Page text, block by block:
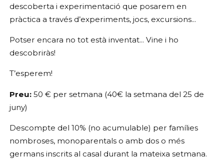
descoberta i experimentació que posarem en
pràctica a través d’experiments, jocs, excursions...
Potser encara no tot està inventat... Vine i ho
descobriràs!
T’esperem!
Preu: 50 € per setmana (40€ la setmana del 25 de
juny)
Descompte del 10% (no acumulable) per famílies
nombroses, monoparentals o amb dos o més
germans inscrits al casal durant la mateixa setmana.